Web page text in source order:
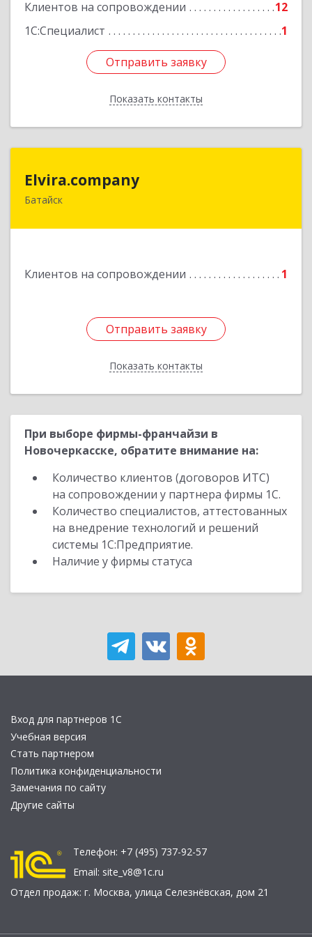
Клиентов на сопровождении
12
1С:Специалист
1
Отправить заявку
Показать контакты
Отправить заявку
Назад
Elvira.company
Батайск
Клиентов на сопровождении 1
Отправить заявку
Показать контакты
Отправить заявку
Назад
При выборе фирмы-франчайзи в
Новочеркасске, обратите внимание на:
Количество клиентов (договоров ИТС)
на сопровождении у партнера фирмы 1С.
Количество специалистов, аттестованных
на внедрение технологий и решений
системы 1С:Предприятие.
Наличие у фирмы статуса
Вход для партнеров 1С
Учебная версия
Стать партнером
Политика конфиденциальности
Замечания по сайту
Другие сайты
Телефон: +7 (495) 737-92-57
Email: site_v8@1c.ru
Отдел продаж: г. Москва, улица Селезнёвская, дом 21